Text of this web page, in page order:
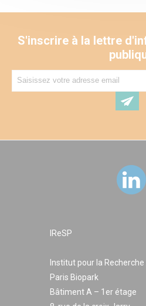
S'inscrire à la lettre
IReSP
Institut pour la
Paris Biopark
Bâtiment A – 1er étage